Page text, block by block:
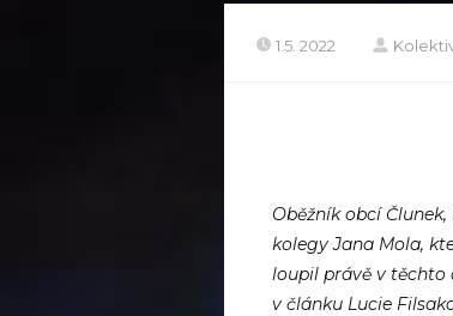
1.5. 2022
Oběžník obcí
kolegy Jana Mola,
loupil právě v těchto
v článku Lucie